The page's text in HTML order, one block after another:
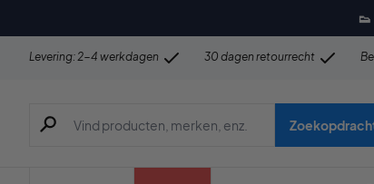
Levering: 2-4 werkdagen 30 dagen retourrecht
Zoeken naar producten, merken etc.